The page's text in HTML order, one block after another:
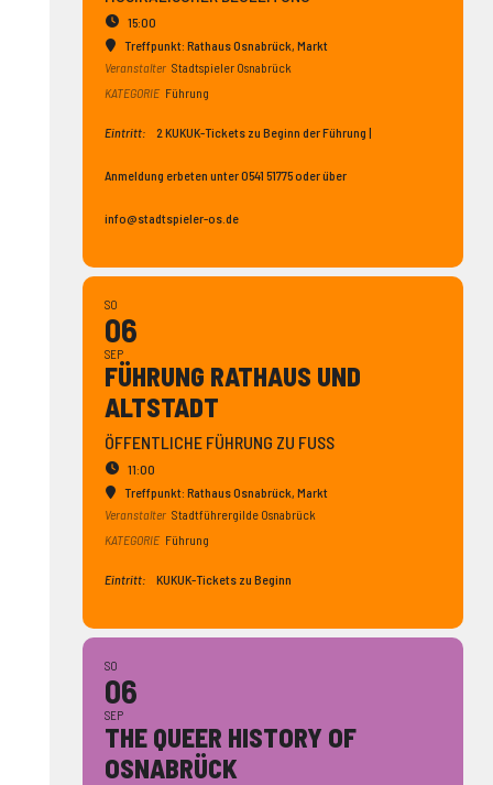
15:00
Treffpunkt: Rathaus Osnabrück, Markt
Veranstalter Stadtspieler Osnabrück
KATEGORIE Führung
Eintritt: 2 KUKUK-Tickets zu Beginn der Führung |
Anmeldung erbeten unter 0541 51775 oder über
info@stadtspieler-os.de
SO
06
SEP
FÜHRUNG RATHAUS UND
ALTSTADT
ÖFFENTLICHE FÜHRUNG ZU FUSS
11:00
Treffpunkt: Rathaus Osnabrück, Markt
Veranstalter Stadtführergilde Osnabrück
KATEGORIE Führung
Eintritt: KUKUK-Tickets zu Beginn
SO
06
SEP
THE QUEER HISTORY OF
OSNABRÜCK